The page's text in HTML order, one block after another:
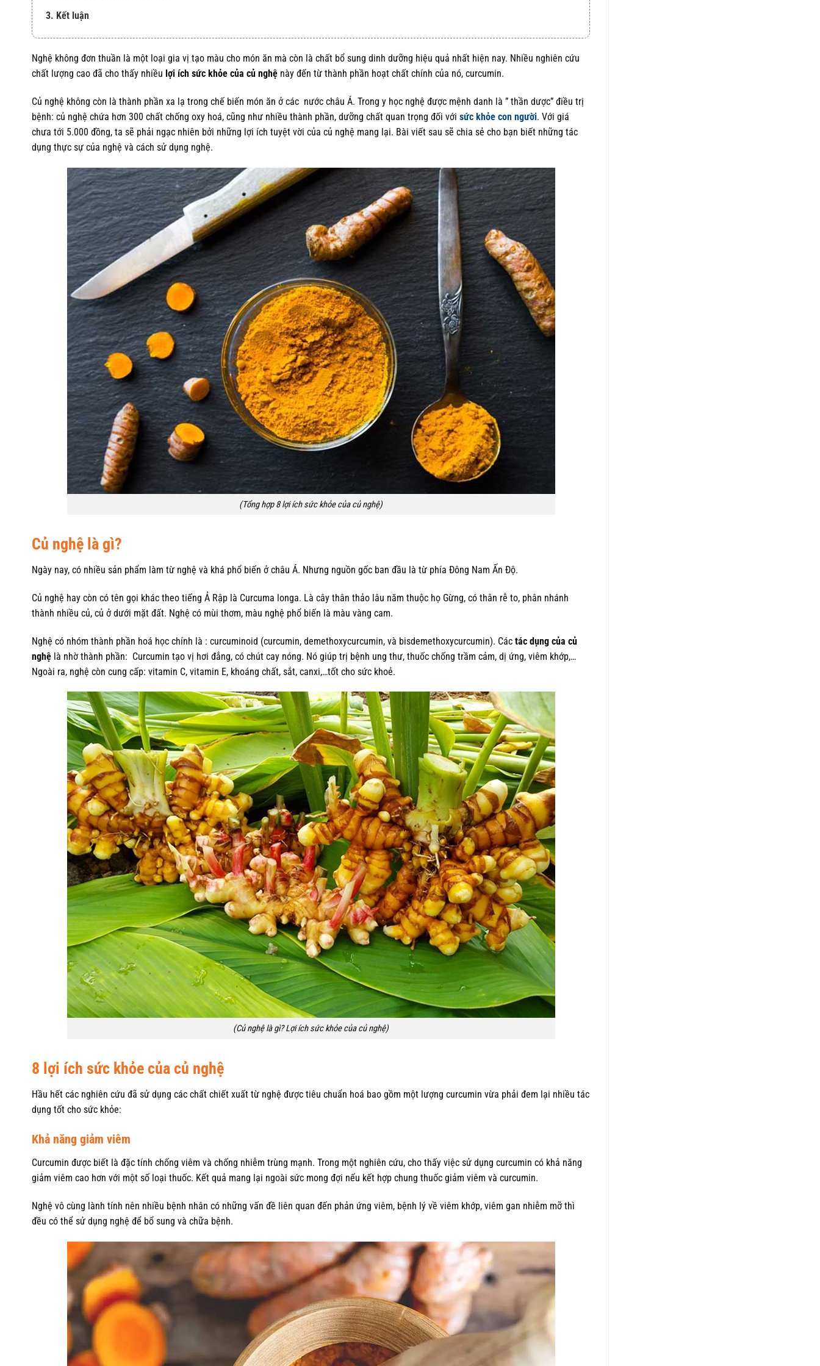
3. Kết luận
Nghệ không đơn thuần là một loại gia vị tạo màu cho món ăn mà còn là chất bổ sung dinh dưỡng hiệu quả nhất hiện nay. Nhiều nghiên cứu
chất lượng cao đã cho thấy nhiều lợi ích sức khỏe của củ nghệ này đến từ thành phần hoạt chất chính của nó, curcumin.
Củ nghệ không còn là thành phần xa lạ trong chế biến món ăn ở các nước châu Á. Trong y học nghệ được mệnh danh là ” thần dược” điều trị
bệnh: củ nghệ chứa hơn 300 chất chống oxy hoá, cũng như nhiều thành phần, dưỡng chất quan trọng đối với sức khỏe con người. Với giá
chưa tới 5.000 đồng, ta sẽ phải ngạc nhiên bởi những lợi ích tuyệt vời của củ nghệ mang lại. Bài viết sau sẽ chia sẻ cho bạn biết những tác
dụng thực sự của nghệ và cách sử dụng nghệ.
(Tổng hợp 8 lợi ích sức khỏe của củ nghệ)
Củ nghệ là gì?
Ngày nay, có nhiều sản phẩm làm từ nghệ và khá phổ biến ở châu Á. Nhưng nguồn gốc ban đầu là từ phía Đông Nam Ấn Độ.
Củ nghệ hay còn có tên gọi khác theo tiếng Ả Rập là Curcuma longa. Là cây thân thảo lâu năm thuộc họ Gừng, có thân rễ to, phân nhánh
thành nhiều củ, củ ở dưới mặt đất. Nghệ có mùi thơm, màu nghệ phổ biến là màu vàng cam.
Nghệ có nhóm thành phần hoá học chính là : curcuminoid (curcumin, demethoxycurcumin, và bisdemethoxycurcumin). Các tác dụng của củ
nghệ là nhờ thành phần: Curcumin tạo vị hơi đắng, có chút cay nóng. Nó giúp trị bệnh ung thư, thuốc chống trầm cảm, dị ứng, viêm khớp,…
Ngoài ra, nghệ còn cung cấp: vitamin C, vitamin E, khoáng chất, sắt, canxi,…tốt cho sức khoẻ.
(Củ nghệ là gì? Lợi ích sức khỏe của củ nghệ)
8 lợi ích sức khỏe của củ nghệ
Hầu hết các nghiên cứu đã sử dụng các chất chiết xuất từ nghệ được tiêu chuẩn hoá bao gồm một lượng curcumin vừa phải đem lại nhiều tác
dụng tốt cho sức khỏe:
Khả năng giảm viêm
Curcumin được biết là đặc tính chống viêm và chống nhiễm trùng mạnh. Trong một nghiên cứu, cho thấy việc sử dụng curcumin có khả năng
giảm viêm cao hơn với một số loại thuốc. Kết quả mang lại ngoài sức mong đợi nếu kết hợp chung thuốc giảm viêm và curcumin.
Nghệ vô cùng lành tính nên nhiều bệnh nhân có những vấn đề liên quan đến phản ứng viêm, bệnh lý về viêm khớp, viêm gan nhiễm mỡ thì
đều có thể sử dụng nghệ để bổ sung và chữa bệnh.